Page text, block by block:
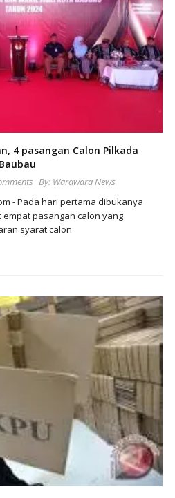
4 pasangan Calon Pilkada
By: Warawara News
- Pada hari pertama dibukanya
pasangan calon yang
syarat calon